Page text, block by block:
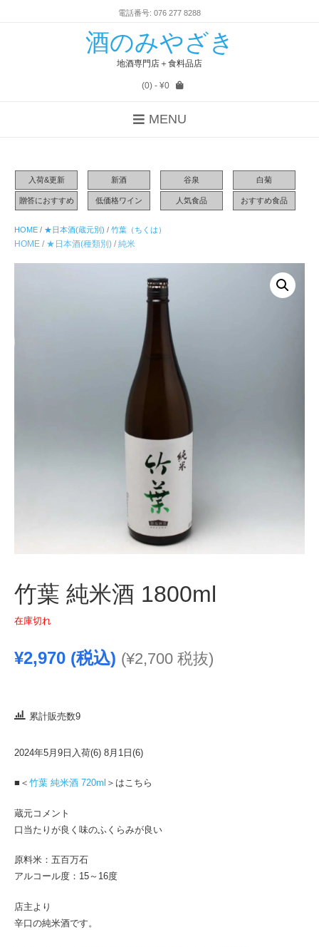
電話番号: 076 277 8288
酒のみやざき
地酒専門店＋食料品店
(0)- ¥0
MENU
入荷&更新 新酒 谷泉 白菊
贈答におすすめ 低価格ワイン 人気食品 おすすめ食品
HOME / ★日本酒(蔵元別) / 竹葉（ちくは）
HOME / ★日本酒(種類別) / 純米
竹葉 純米酒 1800ml
在庫切れ
¥2,970 (税込) (¥2,700 税抜)
累計販売数9
2024年5月9日入荷(6) 8月1日(6)
■＜ 竹葉 純米酒 720ml ＞はこちら
蔵元コメント
口当たりが良く味のふくらみが良い
原料米：五百万石
アルコール度：15～16度
店主より
辛口の純米酒です。